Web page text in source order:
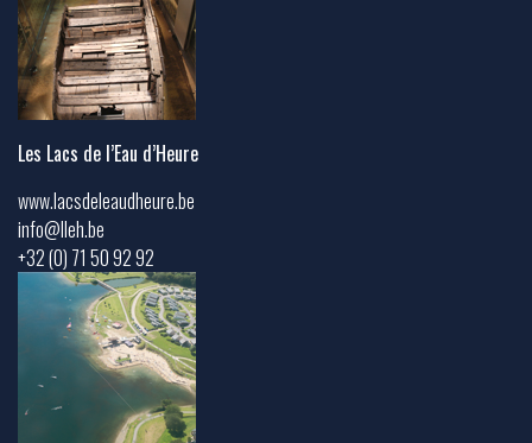
Les Lacs de l’Eau d’Heure
www.lacsdeleaudheure.be
info@lleh.be
+32 (0) 71 50 92 92